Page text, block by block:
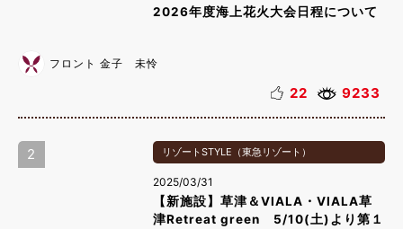
2026年度海上花火大会日程について
フロント 金子 未怜
22 9233
2 リゾートSTYLE（東急リゾート）
2025/03/31
【新施設】草津＆VIALA・VIALA草
津Retreat green 5/10(土)より第１